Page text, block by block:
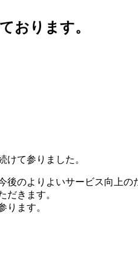
て参りました。
のよりよいサービス向上の
だきます。
ります。